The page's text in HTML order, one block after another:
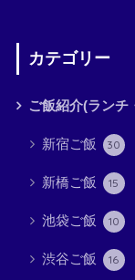
カテゴリー
ご飯紹介(ランチ
新宿ご飯 30
新橋ご飯 15
池袋ご飯 10
渋谷ご飯 16